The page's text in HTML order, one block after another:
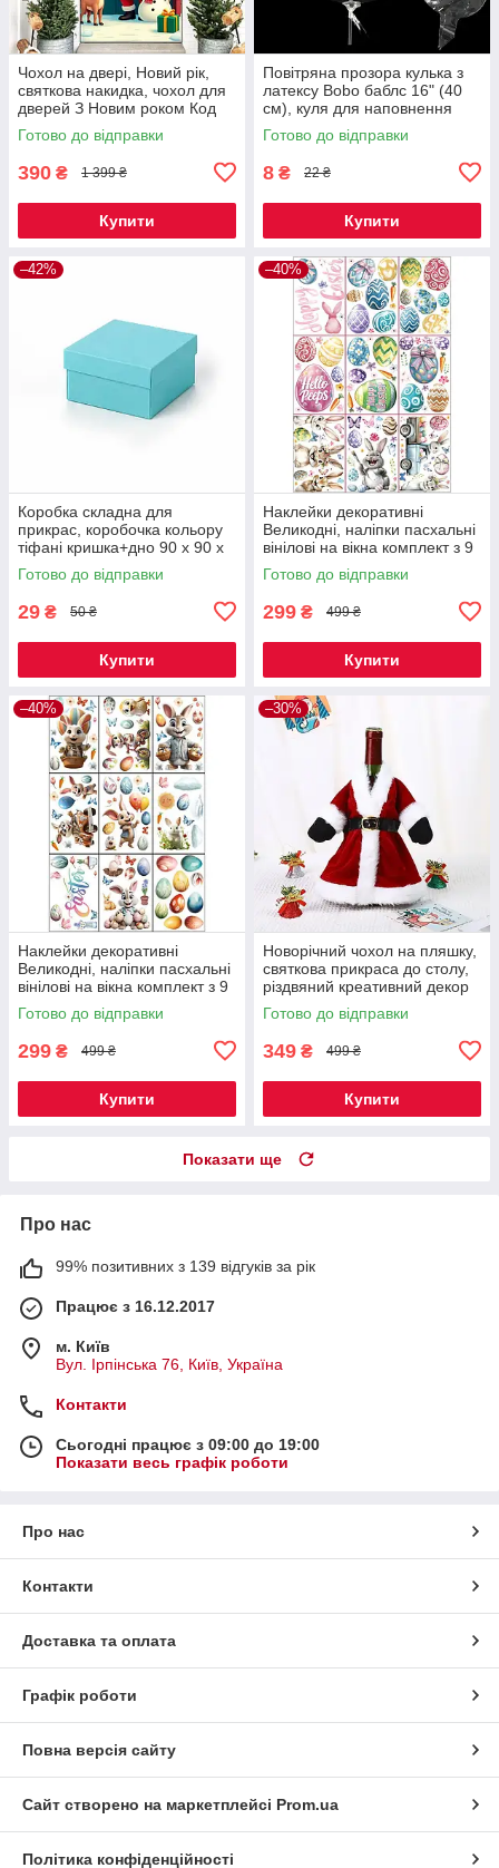
Чохол на двері, Новий рік,
святкова накидка, чохол для
дверей З Новим роком Код
00-0423
Готово до відправки
390 ₴ 1 399 ₴
Купити
Повітряна прозора кулька з
латексу Bobo баблс 16" (40
см), куля для наповнення
гелієм КОД 00-0960
Готово до відправки
8 ₴ 22 ₴
Купити
–42%
Коробка складна для
прикрас, коробочка кольору
тіфані кришка+дно 90 х 90 х
50 мм, КОД 00-0958
Готово до відправки
29 ₴ 50 ₴
Купити
–40%
Наклейки декоративні
Великодні, наліпки пасхальні
вінілові на вікна комплект з 9
листів Дизайн №1 Код 00-
0842
Готово до відправки
299 ₴ 499 ₴
Купити
–40%
Наклейки декоративні
Великодні, наліпки пасхальні
вінілові на вікна комплект з 9
листів Дизайн №2 Код 00-
0843
Готово до відправки
299 ₴ 499 ₴
Купити
–30%
Новорічний чохол на пляшку,
святкова прикраса до столу,
різдвяний креативний декор
Санта-Клаус 1 шт Код 00-
0737
Готово до відправки
349 ₴ 499 ₴
Купити
Показати ще
Про нас
99% позитивних з 139 відгуків за рік
Працює з 16.12.2017
м. Київ
Вул. Ірпінська 76, Київ, Україна
Контакти
Сьогодні працює з 09:00 до 19:00
Показати весь графік роботи
Про нас
Контакти
Доставка та оплата
Графік роботи
Повна версія сайту
Сайт створено на маркетплейсі Prom.ua
Політика конфіденційності